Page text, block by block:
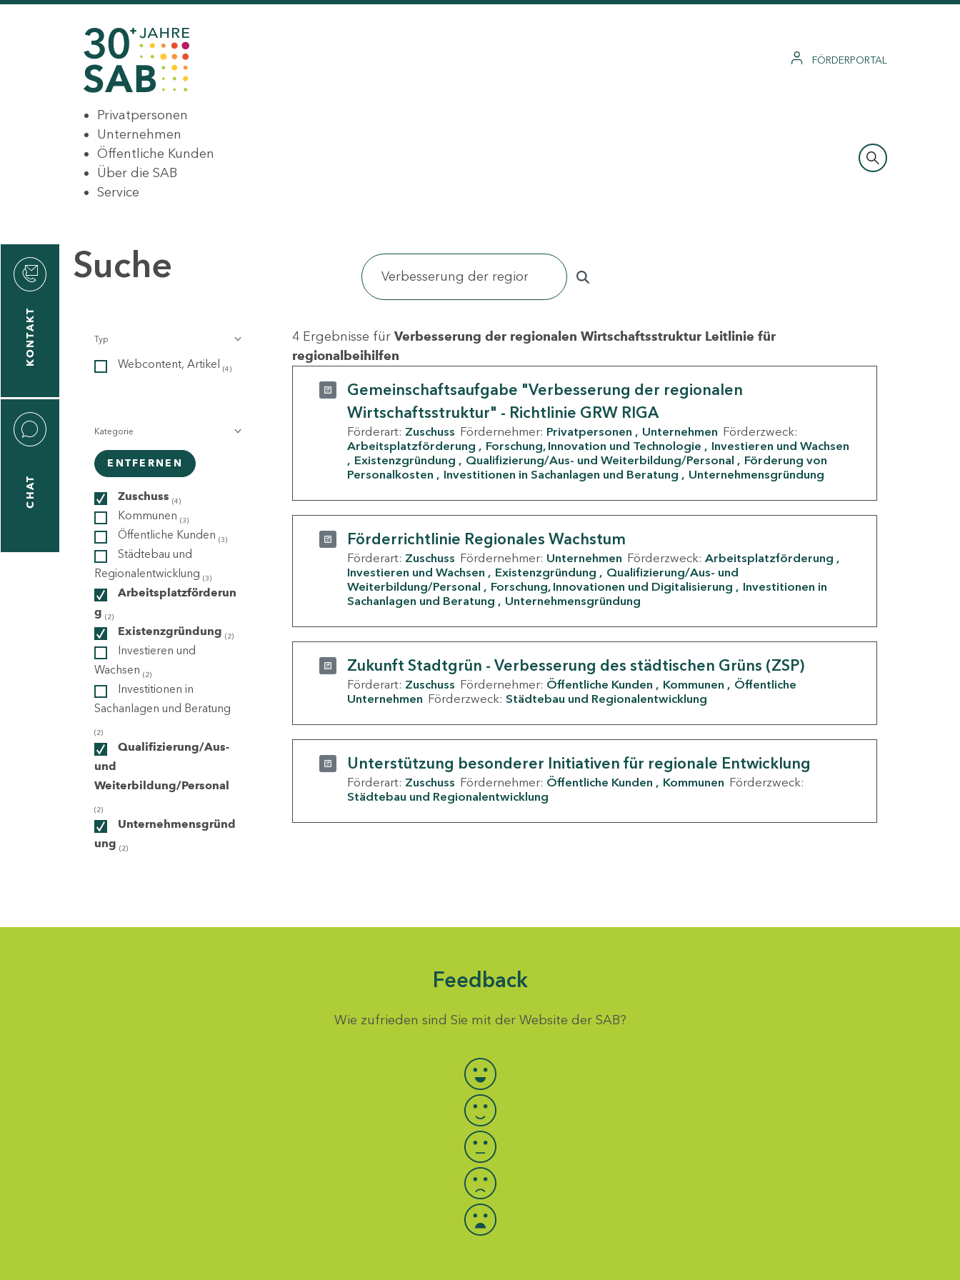
FÖRDERPORTAL
Privatpersonen
Unternehmen
Öffentliche Kunden
Über die SAB
Service
KONTAKT
CHAT
Suche
Typ
Webcontent, Artikel (4)
Kategorie
ENTFERNEN
Zuschuss (4)
Kommunen (3)
Öffentliche Kunden (3)
Städtebau und
Regionalentwicklung (3)
Arbeitsplatzförderun
g (2)
Existenzgründung (2)
Investieren und
Wachsen (2)
Investitionen in
Sachanlagen und Beratung
(2)
Qualifizierung/Aus-
und
Weiterbildung/Personal
(2)
Unternehmensgründ
ung (2)
4 Ergebnisse für Verbesserung der regionalen Wirtschaftsstruktur Leitlinie für
regionalbeihilfen
Gemeinschaftsaufgabe "Verbesserung der regionalen
Wirtschaftsstruktur" - Richtlinie GRW RIGA
Förderart: Zuschuss Fördernehmer: Privatpersonen Unternehmen Förderzweck:
Arbeitsplatzförderung
Forschung, Innovation und Technologie
Investieren und Wachsen
Existenzgründung
Qualifizierung/Aus- und Weiterbildung/Personal
Förderung von
Personalkosten
Investitionen in Sachanlagen und Beratung Unternehmensgründung
Förderrichtlinie Regionales Wachstum
Förderart: Zuschuss Fördernehmer: Unternehmen Förderzweck: Arbeitsplatzförderung
Investieren und Wachsen
Existenzgründung
Qualifizierung/Aus- und
Weiterbildung/Personal
Forschung, Innovationen und Digitalisierung
Investitionen in
Sachanlagen und Beratung
Unternehmensgründung
Zukunft Stadtgrün - Verbesserung des städtischen Grüns (ZSP)
Förderart: Zuschuss Fördernehmer: Öffentliche Kunden Kommunen
Öffentliche
Unternehmen Förderzweck: Städtebau und Regionalentwicklung
Unterstützung besonderer Initiativen für regionale Entwicklung
Förderart: Zuschuss Fördernehmer: Öffentliche Kunden Kommunen Förderzweck:
Städtebau und Regionalentwicklung
Feedback
Wie zufrieden sind Sie mit der Website der SAB?
Bewertung auswählen